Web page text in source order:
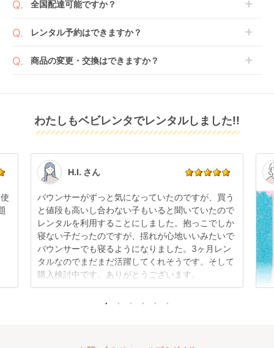
となる場合がございます。その際、メーカーの都合に
場合や、在庫切れによりご注文をキャンセルさせてい
い。
※万が一キャンセルとなった場合には、代金は全額ご
てお届けしております。そのため、小さなキズや使用
感はございますが、故障や大きなキズ、シミなどのリ
す。
点検清掃については
もご確認ください。
ョンをご購入ください。
詳しくはこちらをご確認ください。
へ入れ、カートページから住所を入力すると送料が確
全国配達可能ですか？
※空港への配達はご対応できかねますのであらかじめ
レンタル予約はできますか？
可能ですので、商品のご注文時にご希望のお日にちに
商品の変更・交換はできますか？
また、レンタル期間の変更も商品発送前であれば変更
可能です。
い。
わたしもベビレンタでレンタルしました!!
H.I. さん
バウンサーがずっと気になっていたのですが、買う
と値段も高いし合わない子もいると聞いていたので
レンタルを利用することにしました。抱っこでしか
寝ない子だったのですが、揺れが心地いいみたいで
バウンサーでも寝るようになりました。3ヶ月レン
タルなのでまだまだ活躍してくれそうです。そして
購入検討中です。ありがとうございます。